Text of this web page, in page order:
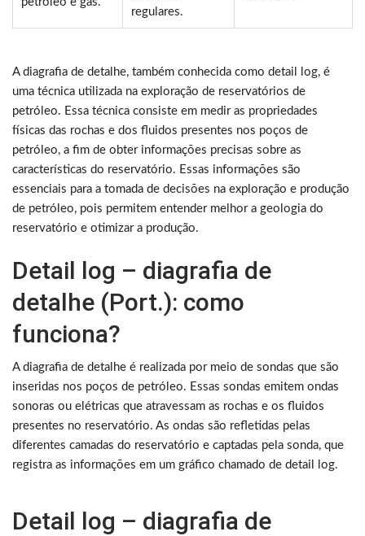
regulares.
A diagrafia de detalhe, também conhecida como detail log, é
uma técnica utilizada na exploração de reservatórios de
petróleo. Essa técnica consiste em medir as propriedades
físicas das rochas e dos fluidos presentes nos poços de
petróleo, a fim de obter informações precisas sobre as
características do reservatório. Essas informações são
essenciais para a tomada de decisões na exploração e produção
de petróleo, pois permitem entender melhor a geologia do
reservatório e otimizar a produção.
Detail log – diagrafia de
detalhe (Port.): como
funciona?
A diagrafia de detalhe é realizada por meio de sondas que são
inseridas nos poços de petróleo. Essas sondas emitem ondas
sonoras ou elétricas que atravessam as rochas e os fluidos
presentes no reservatório. As ondas são refletidas pelas
diferentes camadas do reservatório e captadas pela sonda, que
registra as informações em um gráfico chamado de detail log.
Detail log – diagrafia de